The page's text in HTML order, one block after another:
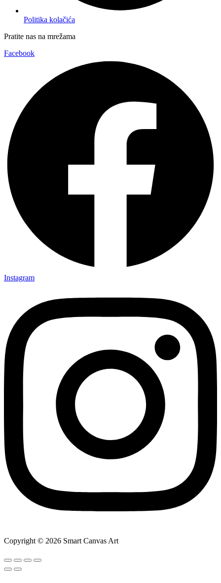
Politika kolačića
Pratite nas na mrežama
Facebook
Instagram
Copyright © 2026 Smart Canvas Art